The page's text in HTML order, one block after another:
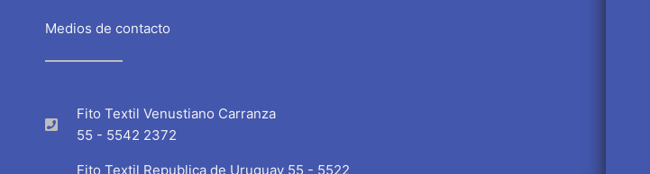
Medios de contacto
Fito Textil Venustiano Carranza
55 - 5542 2372
Fito Textil Republica de Uruguay 55 - 5522